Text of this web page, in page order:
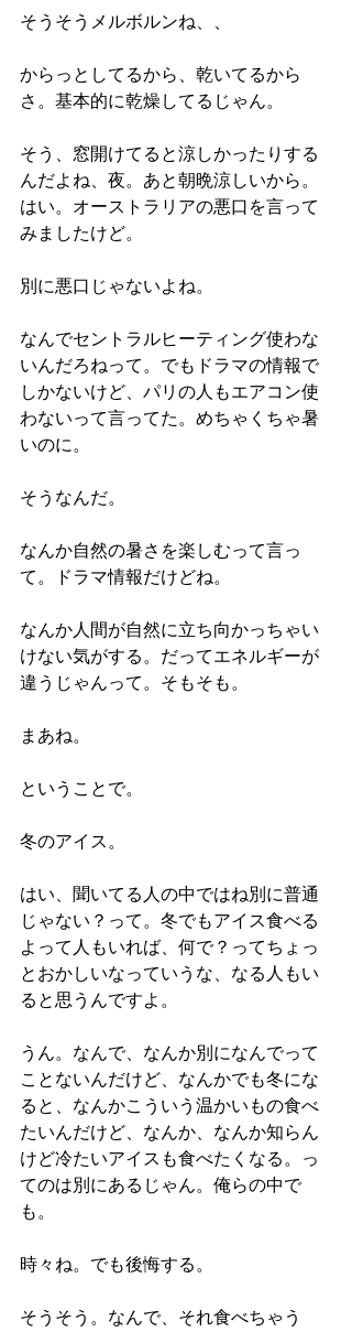
そうそうメルボルンね、、
からっとしてるから、乾いてるから
さ。基本的に乾燥してるじゃん。
そう、窓開けてると涼しかったりする
んだよね、夜。あと朝晩涼しいから。
はい。オーストラリアの悪口を言って
みましたけど。
別に悪口じゃないよね。
なんでセントラルヒーティング使わな
いんだろねって。でもドラマの情報で
しかないけど、パリの人もエアコン使
わないって言ってた。めちゃくちゃ暑
いのに。
そうなんだ。
なんか自然の暑さを楽しむって言っ
て。ドラマ情報だけどね。
なんか人間が自然に立ち向かっちゃい
けない気がする。だってエネルギーが
違うじゃんって。そもそも。
まあね。
ということで。
冬のアイス。
はい、聞いてる人の中ではね別に普通
じゃない？って。冬でもアイス食べる
よって人もいれば、何で？ってちょっ
とおかしいなっていうな、なる人もい
ると思うんですよ。
うん。なんで、なんか別になんでって
ことないんだけど、なんかでも冬にな
ると、なんかこういう温かいもの食べ
たいんだけど、なんか、なんか知らん
けど冷たいアイスも食べたくなる。っ
てのは別にあるじゃん。俺らの中で
も。
時々ね。でも後悔する。
そうそう。なんで、それ食べちゃう